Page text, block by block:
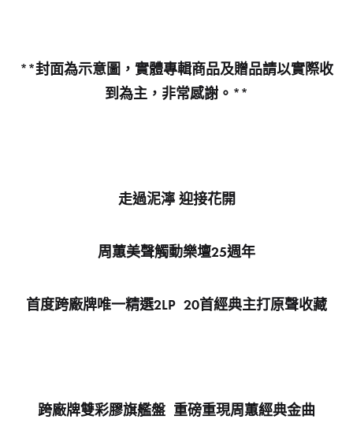
**封面為示意圖，實體專輯商品及贈品請以實際收
到為主，非常感謝。 **
走過泥濘 迎接花開
周蕙美聲觸動樂壇25週年
首度跨廠牌唯一精選2LP 20首經典主打原聲收藏
跨廠牌雙彩膠旗艦盤 重磅重現周蕙經典金曲